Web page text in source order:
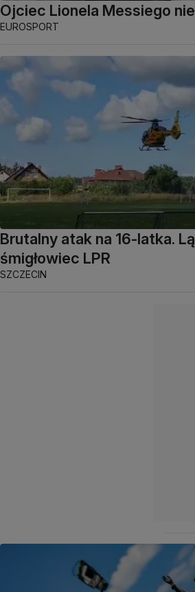
Ojciec Lionela Messiego
EUROSPORT
Brutalny atak na 16-latka.
śmigłowiec LPR
SZCZECIN